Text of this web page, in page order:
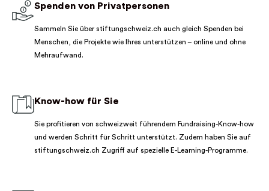
Spenden von Privatpersonen
Sammeln Sie über stiftungschweiz.ch auch gleich Spenden bei
Menschen, die Projekte wie Ihres unterstützen – online und ohne
Mehraufwand.
Know-how für Sie
Sie profitieren von schweizweit führendem Fundraising-Know-how
und werden Schritt für Schritt unterstützt. Zudem haben Sie auf
stiftungschweiz.ch Zugriff auf spezielle E-Learning-Programme.